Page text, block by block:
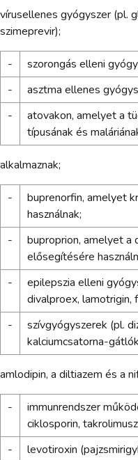
vírusellenes gyógyszer (pl.
szimeprevir);
-
szorongás elleni
-
asztma ellenes
-
atovakon, amelyet a
típusának és
alkalmaznak;
-
buprenorfin, amelyet
használnak;
-
buproprion, amelyet a
elősegítésére
-
epilepszia elleni
divalproex, lamotrigin,
-
szívgyógyszerek (pl.
kalciumcsatorna-
amlodipin, a diltiazem és a
-
immunrendszer
ciklosporin,
-
levotiroxin